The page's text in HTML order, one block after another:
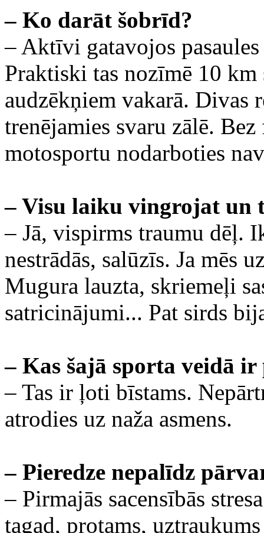
– Ko darāt šobrīd?
– Aktīvi gatavojos
Praktiski tas nozīmē 10
audzēkņiem vakarā. Divas
trenējamies svaru zālē.
motosportu nodarboties
– Visu laiku vingrojat un
– Jā, vispirms traumu dēļ.
nestrādās, salūzīs. Ja mēs
Mugura lauzta, skriemeļi
satricinājumi... Pat sirds
– Kas šajā sporta veidā
– Tas ir ļoti bīstams.
atrodies uz naža asmens.
– Pieredze nepalīdz
– Pirmajās sacensībās
tagad, protams,